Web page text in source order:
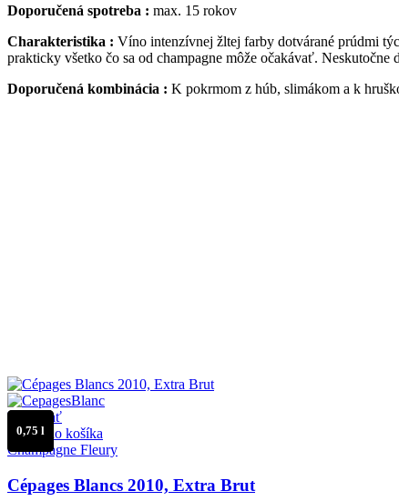
Doporučená spotreba : max. 15 rokov
Charakteristika : Víno intenzívnej žltej farby dotvárané prúdmi
prakticky všetko čo sa od champagne môže očakávať. Neskutočne
Doporučená kombinácia : K pokrmom z húb, slimákom a k
Porovnať
Pridať do košíka
Champagne Fleury
Cépages Blancs 2010, Extra Brut
0,75 l